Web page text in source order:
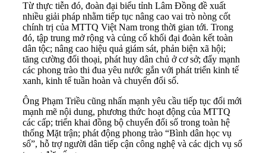
Từ thực tiễn đó, đoàn đại biểu tỉnh Lâm Đồng đề xuất
nhiều giải pháp nhằm tiếp tục nâng cao vai trò nòng cốt
chính trị của MTTQ Việt Nam trong thời gian tới. Trong
đó, tập trung mở rộng và củng cố khối đại đoàn kết toàn
dân tộc; nâng cao hiệu quả giám sát, phản biện xã hội;
tăng cường đối thoại, phát huy dân chủ ở cơ sở; đẩy mạnh
các phong trào thi đua yêu nước gắn với phát triển kinh tế
xanh, kinh tế tuần hoàn và chuyển đổi số.
Ông Phạm Triều cũng nhấn mạnh yêu cầu tiếp tục đổi mới
mạnh mẽ nội dung, phương thức hoạt động của MTTQ
các cấp; triển khai đồng bộ chuyển đổi số trong toàn hệ
thống Mặt trận; phát động phong trào “Bình dân học vụ
số”, hỗ trợ người dân tiếp cận công nghệ và các dịch vụ số